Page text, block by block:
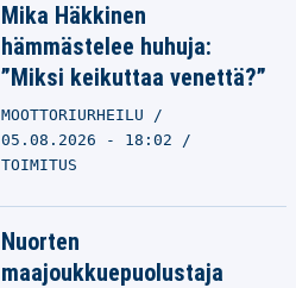
Mika Häkkinen
hämmästelee huhuja:
”Miksi keikuttaa venettä?”
MOOTTORIURHEILU
05.08.2026 - 18:02
TOIMITUS
Nuorten
maajoukkuepuolustaja